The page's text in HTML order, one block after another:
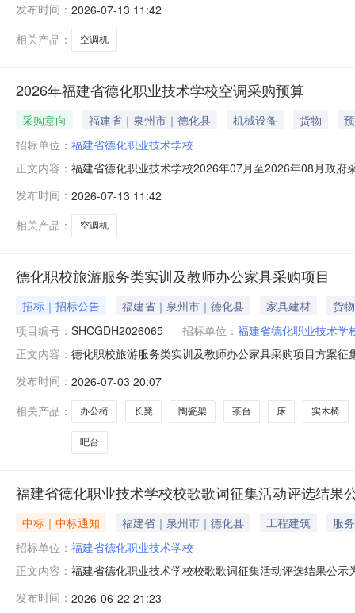
调机采购数量：8套采购内容：空调机采购数量：16套
公开的采购
发布时间： 2026-07-13 11:42
相关产品：
空调机
2026年福建省德化职业技术学校空调采购预算
采购意向 福建省｜泉州市｜德化县 机械设备 货物
招标单位： 福建省德化职业技术学校
正文内容： 福建省德化职业技术学校2026年07月至2026年08月政
额：15.496000万元(人民币)采购品目：采购需求概况：
发布时间： 2026-07-13 11:42
相关产品：
空调机
德化职校旅游服务类实训及教师办公家具采购项目
招标｜招标公告 福建省｜泉州市｜德化县 家具建材
货物
项目编号： SHCGDH2026065 招标单位： 福建省德化职业技术学
正文内容： 德化职校旅游服务类实训及教师办公家具采购项目方案
SHCGDH2026065；3、采购数量：1批，详见附件；4
价、质保期等。二、征集阶段
发布时间： 2026-07-03 20:07
相关产品：
办公椅 长凳 陶瓷架 茶台 床 实木椅
吧台
福建省德化职业技术学校校歌歌词征集活动评选结果
中标｜中标通知 福建省｜泉州市｜德化县 工程建筑
服务
招标单位： 福建省德化职业技术学校
正文内容： 福建省德化职业技术学校校歌歌词征集活动评选结果公
推选初评、复评、终评，严格执行有作品专家回避制度
发布时间： 2026-06-22 21:23